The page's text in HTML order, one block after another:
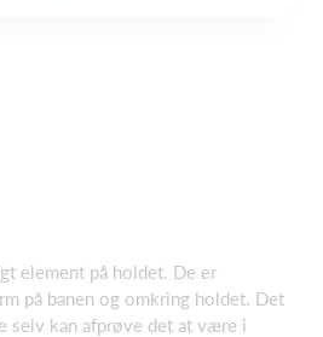
element på holdet. De er
på banen og omkring holdet. Det
selv kan afprøve det at være i